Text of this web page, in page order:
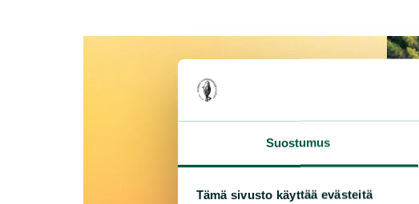
Suostumus
Tämä sivusto käyttää evästeitä